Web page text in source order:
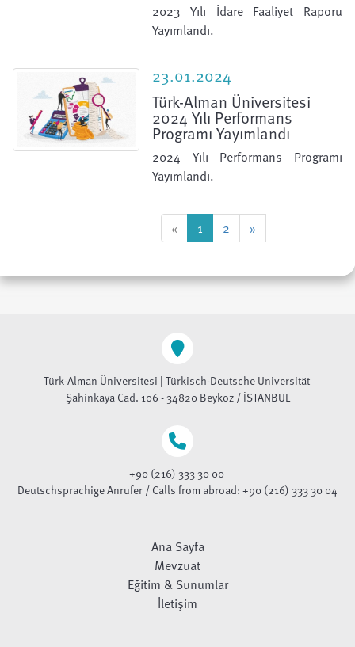
2023 Yılı İdare Faaliyet Raporu
Yayımlandı.
23.01.2024
Türk-Alman Üniversitesi
2024 Yılı Performans
Programı Yayımlandı
2024 Yılı Performans Programı
Yayımlandı.
« 1 2 »
Türk-Alman Üniversitesi | Türkisch-Deutsche Universität
Şahinkaya Cad. 106 - 34820 Beykoz / İSTANBUL
+90 (216) 333 30 00
Deutschsprachige Anrufer / Calls from abroad: +90 (216) 333 30 04
Ana Sayfa
Mevzuat
Eğitim & Sunumlar
İletişim